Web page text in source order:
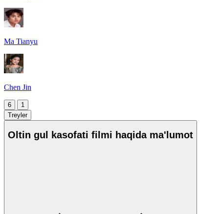
Ma Tianyu
Chen Jin
6
1
Treyler
Oltin gul kasofati filmi haqida ma'lumot